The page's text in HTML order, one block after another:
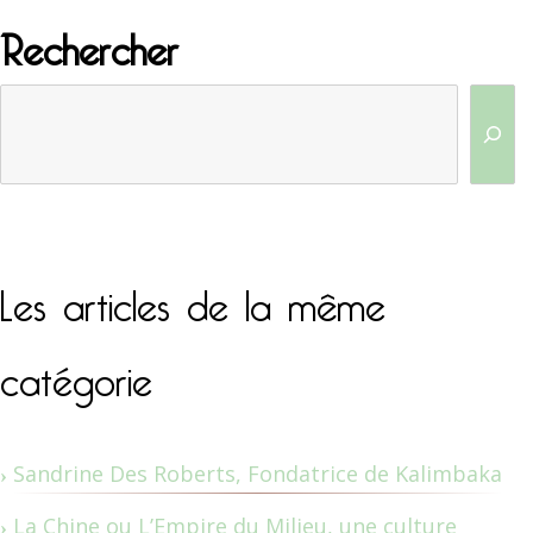
Rechercher
Les articles de la même
catégorie
Sandrine Des Roberts, Fondatrice de Kalimbaka
La Chine ou L’Empire du Milieu, une culture